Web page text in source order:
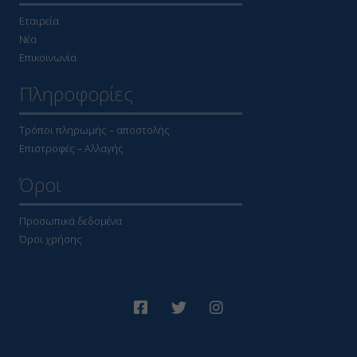
Εταιρεία
Νέα
Επικοινωνία
Πληροφορίες
Τρόποι πληρωμής – αποστολής
Επιστροφές – Αλλαγής
Όροι
Προσωπικά δεδομένα
Όροι χρήσης